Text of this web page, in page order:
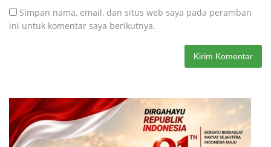
Simpan nama, email, dan situs web saya pada peramban
ini untuk komentar saya berikutnya.